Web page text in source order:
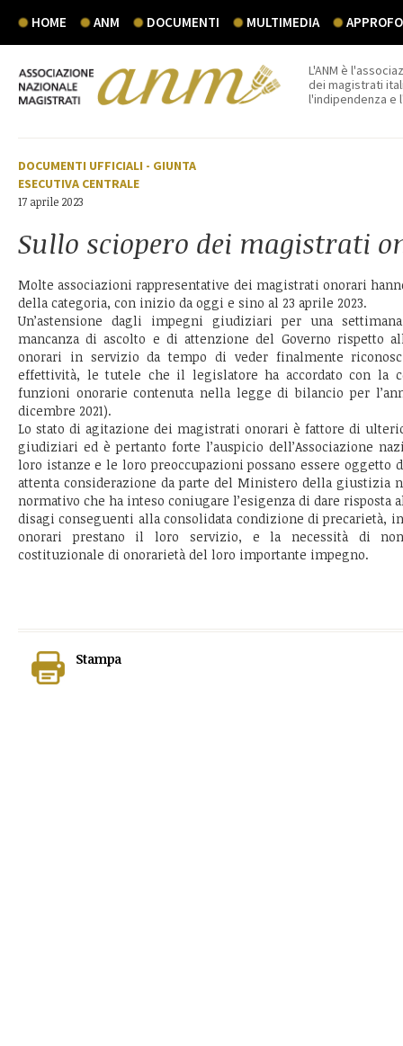
HOME ANM DOCUMENTI MULTIMEDIA
L'ANM è
dei magistrati
l'indipendenza e
DOCUMENTI UFFICIALI - GIUNTA
ESECUTIVA CENTRALE
17 aprile 2023
Sullo sciopero dei magistrati
Molte associazioni rappresentative dei magistrati onorari
della categoria, con inizio da oggi e sino al 23 aprile 2023.
Un’astensione dagli impegni giudiziari per una
mancanza di ascolto e di attenzione del Governo rispetto
onorari in servizio da tempo di veder finalmente
effettività, le tutele che il legislatore ha accordato con la
funzioni onorarie contenuta nella legge di bilancio per
dicembre 2021).
Lo stato di agitazione dei magistrati onorari è fattore di
giudiziari ed è pertanto forte l’auspicio dell’Associazione
loro istanze e le loro preoccupazioni possano essere oggetto
attenta considerazione da parte del Ministero della giustizia
normativo che ha inteso coniugare l’esigenza di dare risposta
disagi conseguenti alla consolidata condizione di precarietà,
onorari prestano il loro servizio, e la necessità di
costituzionale di onorarietà del loro importante impegno.
Stampa